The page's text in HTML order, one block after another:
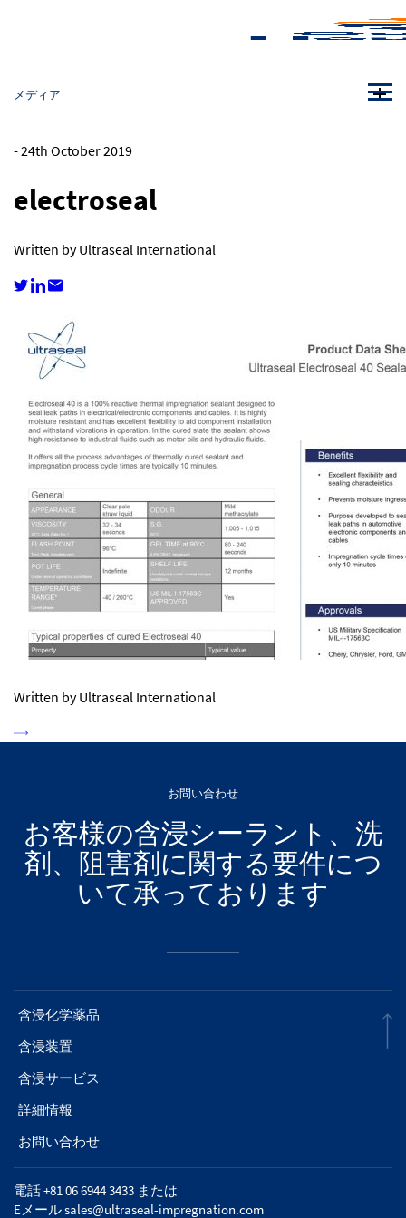
メディア
-24th October 2019
electroseal
Written by Ultraseal International
Written by Ultraseal International
お問い合わせ
お客様の含浸シーラント、洗
剤、阻害剤に関する要件につ
いて承っております
含浸化学薬品
含浸装置
含浸サービス
詳細情報
お問い合わせ
電話 +81 06 6944 3433 または
Eメールsales@ultraseal-impregnation.com